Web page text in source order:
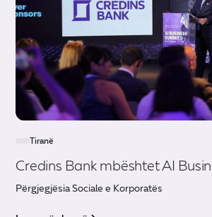
Tiranë
Credins Bank mbështet AI
Përgjegjësia Sociale e Korporatës